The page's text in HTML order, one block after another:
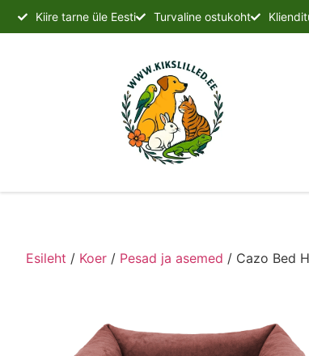
Kiire tarne üle Eesti Turvaline ostukoht
Esileht / Koer / Pesad ja asemed / Cazo Bed